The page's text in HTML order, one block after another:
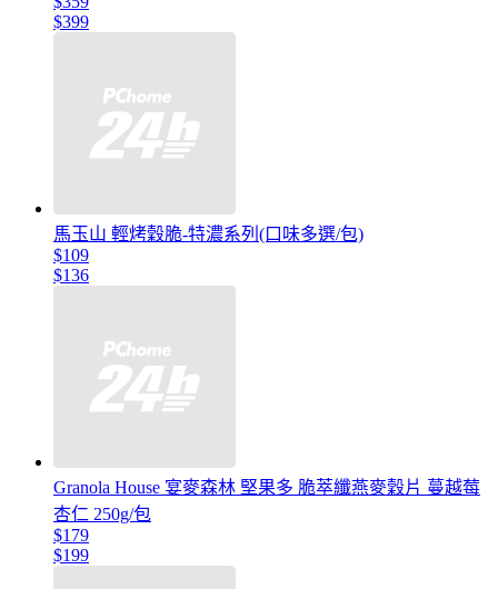
$399
馬玉山 輕烤穀脆-特濃系列(口味多選/包)
$109
$136
Granola House 宴麥森林 堅果多 脆萃纖燕麥穀片 蔓越莓
杏仁 250g/包
$179
$199